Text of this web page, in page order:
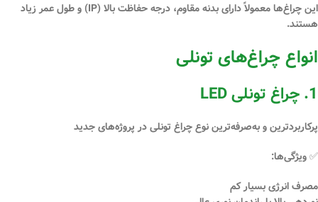
این چراغ‌ها معمولاً دارایبدنه مقاوم، درجه حفاظت بالا (IP)
و طول عمر زیاد
هستند.
انواع چراغ‌های تونلی
1. چراغ تونلی LED
پرکاربردترین و به‌صرفه‌ترین نوع چراغ تونلی در پروژه‌های جدید
✅ ویژگی‌ها:
مصرف انرژی بسیار کم